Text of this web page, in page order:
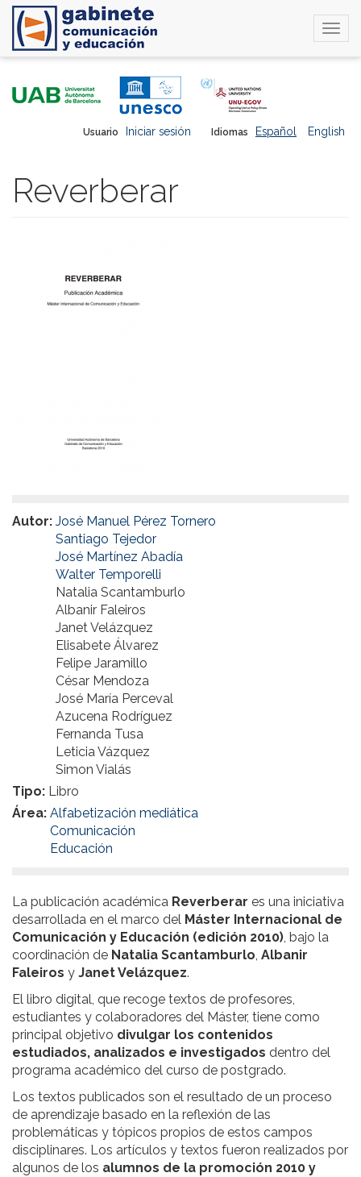
Idiomas Español English
Usuario Iniciar sesión
Reverberar
Autor: José Manuel Pérez Tornero
Santiago Tejedor
José Martínez Abadía
Walter Temporelli
Natalia Scantamburlo
Albanir Faleiros
Janet Velázquez
Elisabete Álvarez
Felipe Jaramillo
César Mendoza
José María Perceval
Azucena Rodríguez
Fernanda Tusa
Leticia Vázquez
Simon Vialás
Tipo: Libro
Área: Alfabetización mediática
Comunicación
Educación
La publicación académica Reverberar es una iniciativa
desarrollada en el marco del Máster Internacional de
Comunicación y Educación (edición 2010), bajo la
coordinación de Natalia Scantamburlo, Albanir
Faleiros y Janet Velázquez.
El libro digital, que recoge textos de profesores,
estudiantes y colaboradores del Máster, tiene como
principal objetivo divulgar los contenidos
estudiados, analizados e investigados dentro del
programa académico del curso de postgrado.
Los textos publicados son el resultado de un proceso
de aprendizaje basado en la reflexión de las
problemáticas y tópicos propios de estos campos
disciplinares. Los artículos y textos fueron realizados por
algunos de los alumnos de la promoción 2010 y